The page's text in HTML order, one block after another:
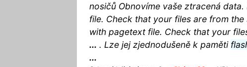
nosičů Obnovíme vaše ztracená
file. Check that your files are from
with pagetext file. Check that your
... . Lze jej zjednodušeně k paměti
...